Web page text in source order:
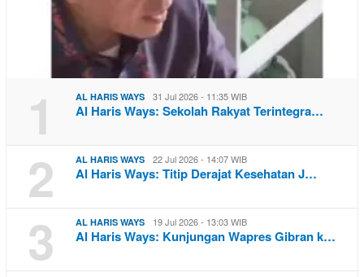
1 AL HARIS WAYS 31 Jul 2026 - 11:35 WIB
Al Haris Ways: Sekolah Rakyat Terintegra…
2 AL HARIS WAYS 22 Jul 2026 - 14:07 WIB
Al Haris Ways: Titip Derajat Kesehatan J…
3 AL HARIS WAYS 19 Jul 2026 - 13:03 WIB
Al Haris Ways: Kunjungan Wapres Gibran k…